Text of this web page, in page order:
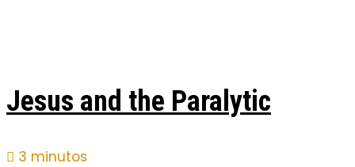
Jesus and the Paralytic
3 minutos